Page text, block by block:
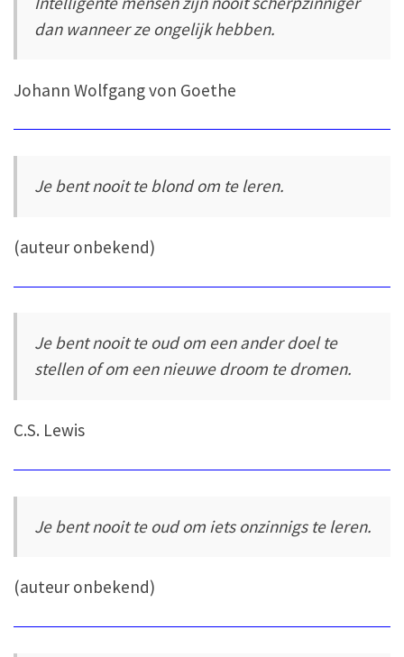
dan wanneer ze ongelijk hebben.
Johann Wolfgang von Goethe
Je bent nooit te blond om te leren.
(auteur onbekend)
Je bent nooit te oud om een ander doel te
stellen of om een nieuwe droom te dromen.
C.S. Lewis
Je bent nooit te oud om iets onzinnigs te leren.
(auteur onbekend)